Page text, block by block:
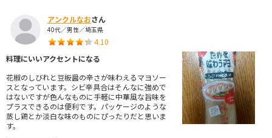
アンクルなおさん
40代／男性／埼玉県
4.10
料理にいいアクセントになる
花椒のしびれと豆板醤の辛さが味わえるマヨソー
スとなっています。シビ辛具合はそんなに強めで
はないですが色んなものに手軽に中華風な旨味を
プラスできるのは便利です。パッケージのような
蒸し鶏とか淡白な味のものにぴったりだと思いま
す。